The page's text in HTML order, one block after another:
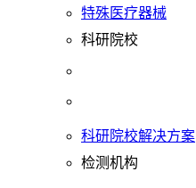
特殊医疗器械
科研院校
科研院校解决方案
检测机构